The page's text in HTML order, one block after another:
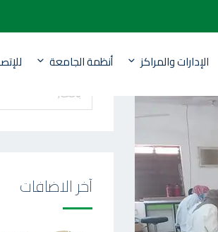
الإدارات والمراكز أنظمة الجامعة
عن
آخر الاضافات